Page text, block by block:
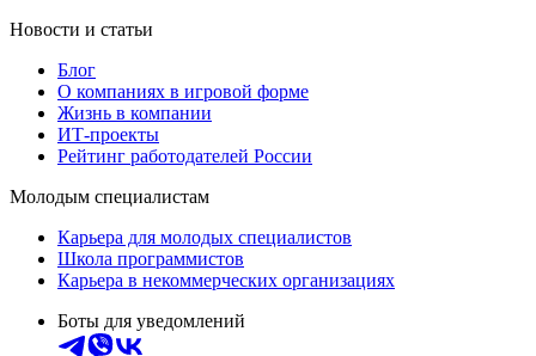
Новости и статьи
Блог
О компаниях в игровой форме
Жизнь в компании
ИТ-проекты
Рейтинг работодателей России
Молодым специалистам
Карьера для молодых специалистов
Школа программистов
Карьера в некоммерческих организациях
Боты для уведомлений